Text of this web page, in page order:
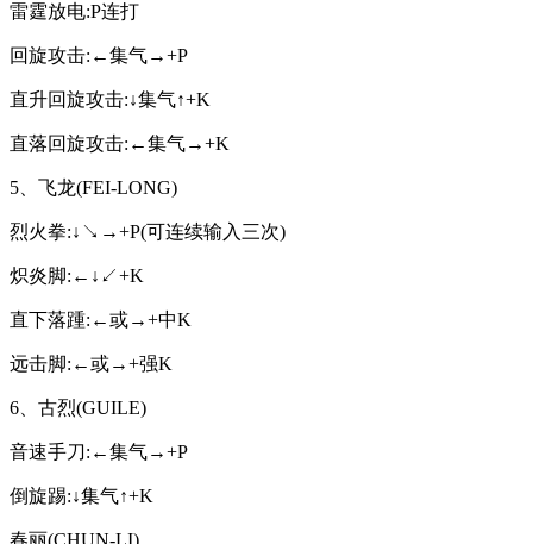
雷霆放电:P连打
回旋攻击:←集气→+P
直升回旋攻击:↓集气↑+K
直落回旋攻击:←集气→+K
5、飞龙(FEI-LONG)
烈火拳:↓↘→+P(可连续输入三次)
炽炎脚:←↓↙+K
直下落踵:←或→+中K
远击脚:←或→+强K
6、古烈(GUILE)
音速手刀:←集气→+P
倒旋踢:↓集气↑+K